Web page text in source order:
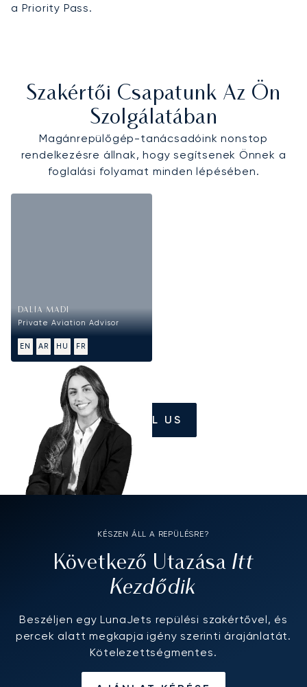
a Priority Pass.
Szakértői Csapatunk Az Ön
Szolgálatában
Magánrepülőgép-tanácsadóink nonstop
rendelkezésre állnak, hogy segítsenek Önnek a
foglalási folyamat minden lépésében.
DALIA MADI
Private Aviation Advisor
EN AR HU FR
CALL US
KÉSZEN ÁLL A REPÜLÉSRE?
Következő Utazása Itt
Kezdődik
Beszéljen egy LunaJets repülési szakértővel, és
percek alatt megkapja igény szerinti árajánlatát.
Kötelezettségmentes.